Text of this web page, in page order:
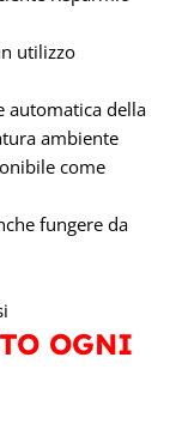
utilizzo
automatica della
ambiente
come
fungere da
OGNI